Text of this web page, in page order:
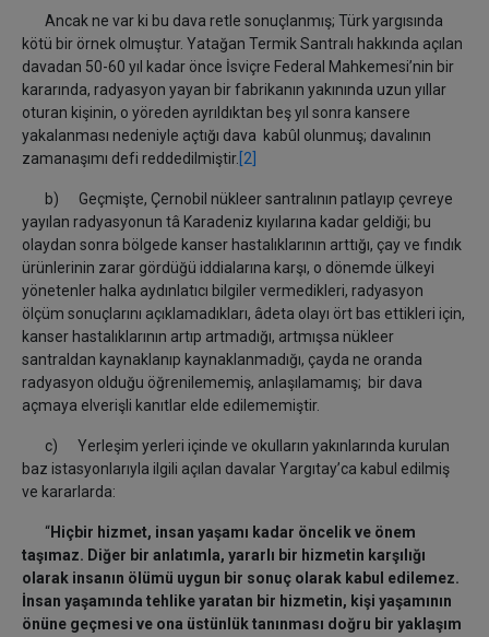
Ancak ne var ki bu dava retle sonuçlanmış; Türk yargısında
kötü bir örnek olmuştur. Yatağan Termik Santralı hakkında açılan
davadan 50-60 yıl kadar önce İsviçre Federal Mahkemesi’nin bir
kararında, radyasyon yayan bir fabrikanın yakınında uzun yıllar
oturan kişinin, o yöreden ayrıldıktan beş yıl sonra kansere
yakalanması nedeniyle açtığı dava kabûl olunmuş; davalının
zamanaşımı defi reddedilmiştir. [2]
b) Geçmişte, Çernobil nükleer santralının patlayıp çevreye
yayılan radyasyonun tâ Karadeniz kıyılarına kadar geldiği; bu
olaydan sonra bölgede kanser hastalıklarının arttığı, çay ve fındık
ürünlerinin zarar gördüğü iddialarına karşı, o dönemde ülkeyi
yönetenler halka aydınlatıcı bilgiler vermedikleri, radyasyon
ölçüm sonuçlarını açıklamadıkları, âdeta olayı ört bas ettikleri için,
kanser hastalıklarının artıp artmadığı, artmışsa nükleer
santraldan kaynaklanıp kaynaklanmadığı, çayda ne oranda
radyasyon olduğu öğrenilememiş, anlaşılamamış; bir dava
açmaya elverişli kanıtlar elde edilememiştir.
c) Yerleşim yerleri içinde ve okulların yakınlarında kurulan
baz istasyonlarıyla ilgili açılan davalar Yargıtay’ca kabul edilmiş
ve kararlarda:
“Hiçbir hizmet, insan yaşamı kadar öncelik ve önem
taşımaz. Diğer bir anlatımla, yararlı bir hizmetin karşılığı
olarak insanın ölümü uygun bir sonuç olarak kabul edilemez.
İnsan yaşamında tehlike yaratan bir hizmetin, kişi yaşamının
önüne geçmesi ve ona üstünlük tanınması doğru bir yaklaşım